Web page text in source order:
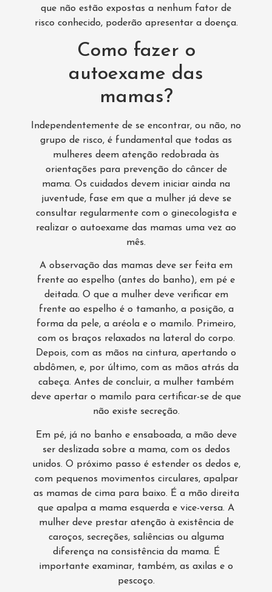
que não estão expostas a nenhum fator de
risco conhecido, poderão apresentar a doença.
Como fazer o
autoexame das
mamas?
Independentemente de se encontrar, ou não, no
grupo de risco, é fundamental que todas as
mulheres deem atenção redobrada às
orientações para prevenção do câncer de
mama. Os cuidados devem iniciar ainda na
juventude, fase em que a mulher já deve se
consultar regularmente com o ginecologista e
realizar o autoexame das mamas uma vez ao
mês.
A observação das mamas deve ser feita em
frente ao espelho (antes do banho), em pé e
deitada. O que a mulher deve verificar em
frente ao espelho é o tamanho, a posição, a
forma da pele, a aréola e o mamilo. Primeiro,
com os braços relaxados na lateral do corpo.
Depois, com as mãos na cintura, apertando o
abdômen, e, por último, com as mãos atrás da
cabeça. Antes de concluir, a mulher também
deve apertar o mamilo para certificar-se de que
não existe secreção.
Em pé, já no banho e ensaboada, a mão deve
ser deslizada sobre a mama, com os dedos
unidos. O próximo passo é estender os dedos e,
com pequenos movimentos circulares, apalpar
as mamas de cima para baixo. É a mão direita
que apalpa a mama esquerda e vice-versa. A
mulher deve prestar atenção à existência de
caroços, secreções, saliências ou alguma
diferença na consistência da mama. É
importante examinar, também, as axilas e o
pescoço.